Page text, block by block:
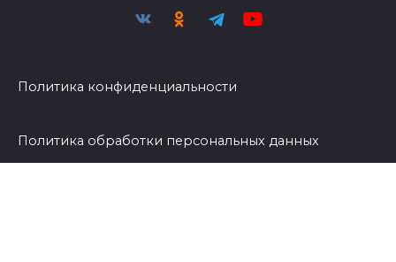
Политика конфиденциальности
Политика обработки персональных данных